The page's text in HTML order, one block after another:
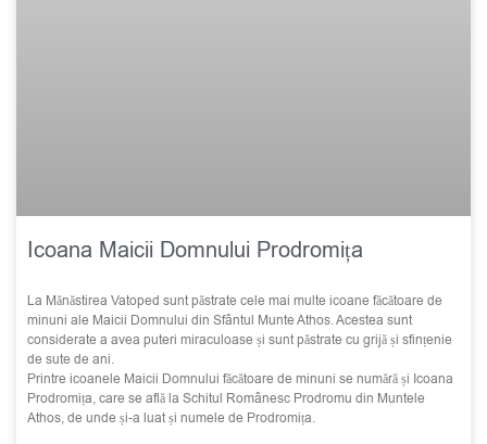
Icoana Maicii Domnului Prodromița
La Mănăstirea Vatoped sunt păstrate cele mai multe icoane făcătoare de
minuni ale Maicii Domnului din Sfântul Munte Athos. Acestea sunt
considerate a avea puteri miraculoase și sunt păstrate cu grijă și sfințenie
de sute de ani.
Printre icoanele Maicii Domnului făcătoare de minuni se numără și Icoana
Prodromița, care se află la Schitul Românesc Prodromu din Muntele
Athos, de unde și-a luat și numele de Prodromița.